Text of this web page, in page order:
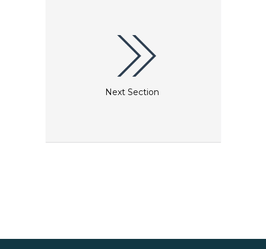
Wenen te illustreren. Het Wien Museum heeft ook
een uitzonderlijke Klimt-collectie met 's werelds
grootste collectie van zijn tekeningen, bestaande
uit absolute meesterwerken, schetsen en voorlopige
schetsen uit alle stadia van zijn creatieve leven.
Next Section